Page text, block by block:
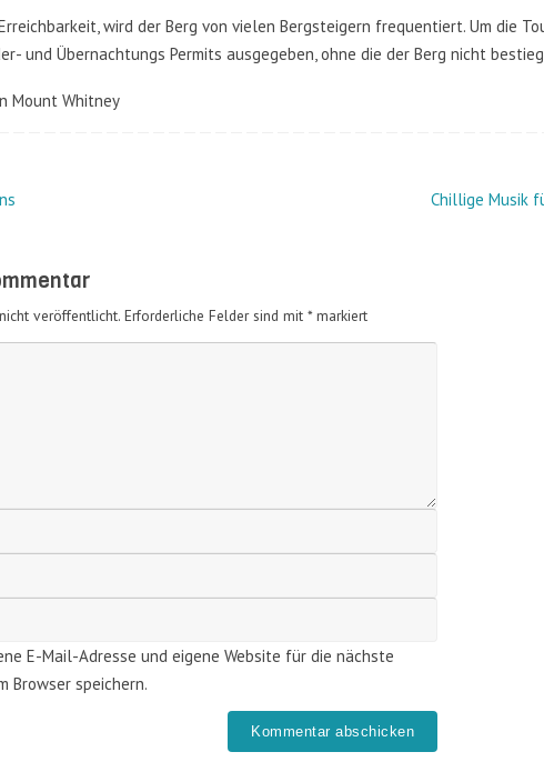
wird der Berg von vielen Bergsteigern frequentiert. Um die
und Übernachtungs Permits ausgegeben, ohne die der Berg nicht
Mount Whitney
Chillige Musik
veröffentlicht. Erforderliche Felder sind mit *markiert
E-Mail-Adresse und eigene Website für die nächste
Browser speichern.